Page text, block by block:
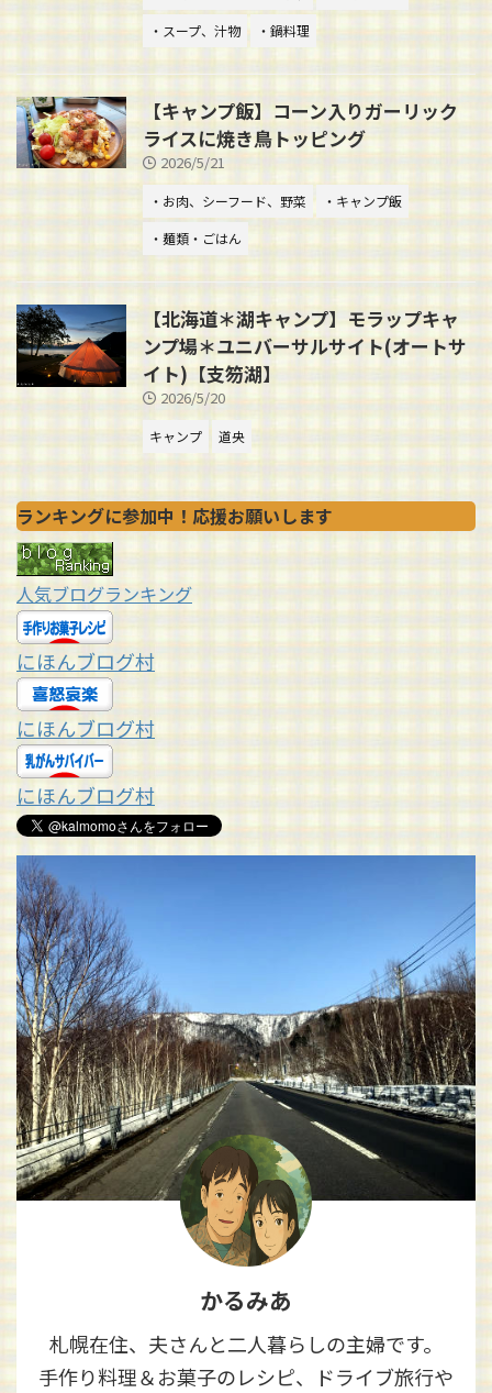
・スープ、汁物
・鍋料理
【キャンプ飯】コーン入りガーリック
ライスに焼き鳥トッピング
2026/5/21
・お肉、シーフード、野菜
・キャンプ飯
・麺類・ごはん
【北海道＊湖キャンプ】モラップキャ
ンプ場＊ユニバーサルサイト(オートサ
イト)【支笏湖】
2026/5/20
キャンプ 道央
ランキングに参加中！応援お願いします
人気ブログランキング
にほんブログ村
にほんブログ村
にほんブログ村
かるみあ
札幌在住、夫さんと二人暮らしの主婦です。
手作り料理＆お菓子のレシピ、ドライブ旅行や